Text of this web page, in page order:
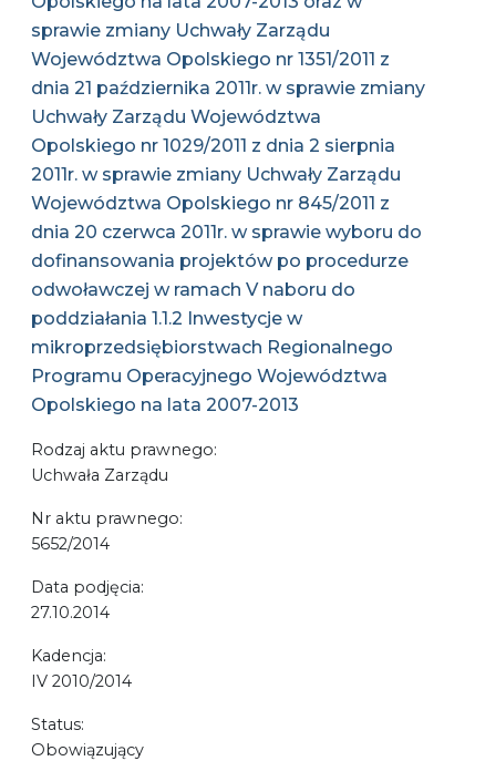
sprawie zmiany Uchwały Zarządu
Województwa Opolskiego nr 1351/2011 z
dnia 21 października 2011r. w sprawie zmiany
Uchwały Zarządu Województwa
Opolskiego nr 1029/2011 z dnia 2 sierpnia
2011r. w sprawie zmiany Uchwały Zarządu
Województwa Opolskiego nr 845/2011 z
dnia 20 czerwca 2011r. w sprawie wyboru do
dofinansowania projektów po procedurze
odwoławczej w ramach V naboru do
poddziałania 1.1.2 Inwestycje w
mikroprzedsiębiorstwach Regionalnego
Programu Operacyjnego Województwa
Opolskiego na lata 2007-2013
Rodzaj aktu prawnego:
Uchwała Zarządu
Nr aktu prawnego:
5652/2014
Data podjęcia:
27.10.2014
Kadencja:
IV 2010/2014
Status:
Obowiązujący